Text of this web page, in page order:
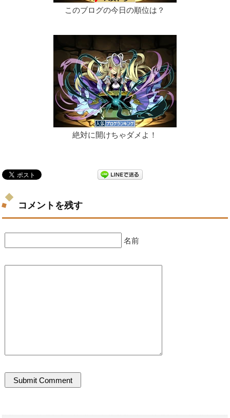
このブログの今日の順位は？
絶対に開けちゃダメよ！
コメントを残す
名前